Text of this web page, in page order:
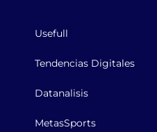
Usefull
Tendencias Digitales
Datanalisis
MetasSports